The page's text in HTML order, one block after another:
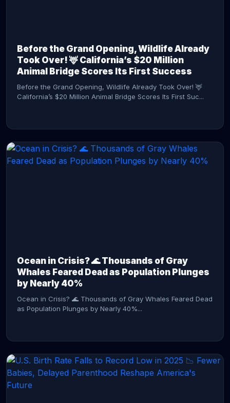
Before the Grand Opening, Wildlife Already
Took Over! 🦌 California’s $20 Million
Animal Bridge Scores Its First Success
Before the Grand Opening, Wildlife Already Took Over! 🦌
California’s $20 Million Animal Bridge Scores Its First Suc...
Ocean in Crisis? 🌊 Thousands of Gray
Whales Feared Dead as Population Plunges
by Nearly 40%
Ocean in Crisis? 🌊 Thousands of Gray Whales Feared Dead
as Population Plunges by Nearly 40%...